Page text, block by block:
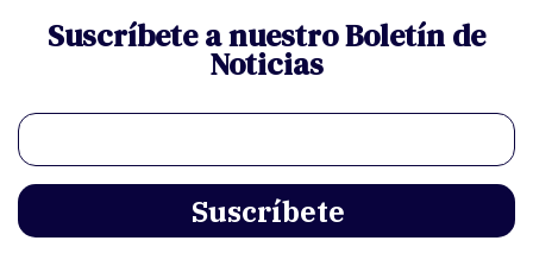
Suscríbete a nuestro Boletín de
Noticias